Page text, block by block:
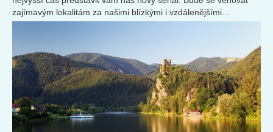
zajímavým lokalitám za našimi blízkými i vzdálenějšími
hranicemi...